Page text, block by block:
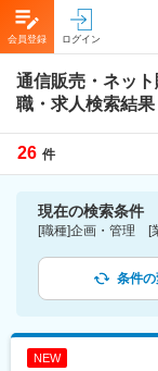
会員登録 ログイン
通信販売・ネッ
職・求人検索結果
26 件
現在の検索条件
条件
NEW